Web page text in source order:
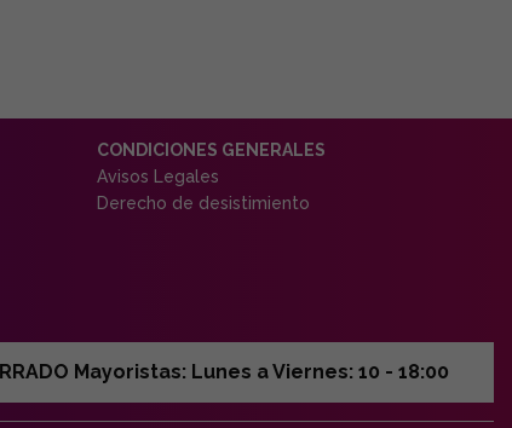
CONDICIONES GENERALES
Avisos Legales
Derecho de desistimiento
Mayoristas: Lunes a Viernes: 10 - 18:00